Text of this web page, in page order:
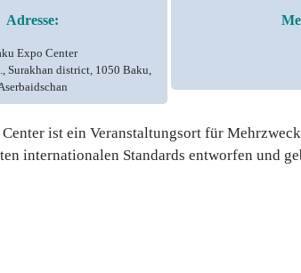
Adresse:
Expo Center
Surakhan district, 1050 Baku,
ist ein Veranstaltungsort für
internationalen Standards entworfen und